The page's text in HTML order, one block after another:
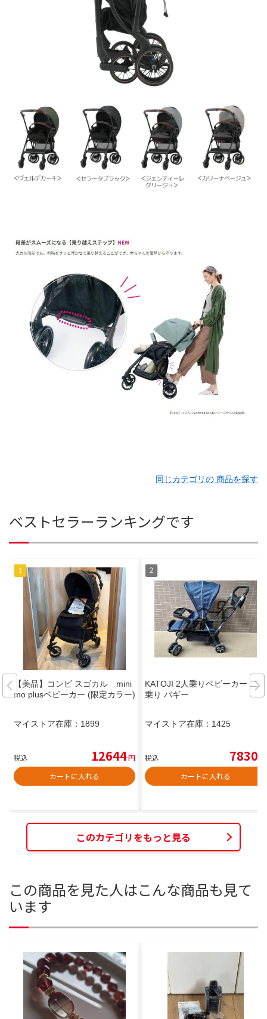
同じカテゴリの 商品を探す
ベストセラーランキングです
【美品】コンビ スゴカル mini
mo plusベビーカー (限定カラー)
マイストア在庫： 1899
税込 12644円
カートに入れる
KATOJI 2人乗りベビーカー 二人
乗り バギー
マイストア在庫： 1425
税込 7830
カートに入れる
このカテゴリをもっと見る
この商品を見た人はこんな商品も見て
います